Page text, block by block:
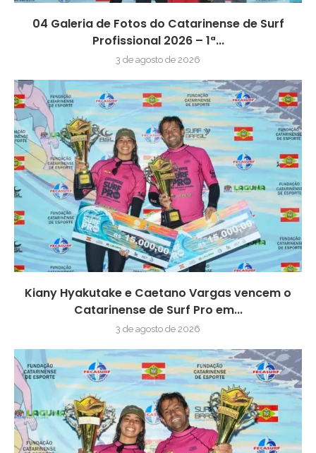
04 Galeria de Fotos do Catarinense de Surf
Profissional 2026 – 1ª...
3 de agosto de 2026
Kiany Hyakutake e Caetano Vargas vencem o
Catarinense de Surf Pro em...
3 de agosto de 2026